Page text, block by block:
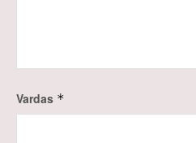
Vardas *